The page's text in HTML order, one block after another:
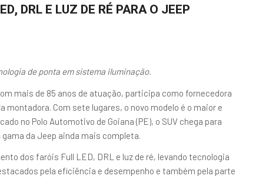
DRL E LUZ DE RÉ PARA O JEEP
de ponta em sistema iluminação.
mais de 85 anos de atuação, participa como fornecedora
montadora. Com sete lugares, o novo modelo é o maior e
no Polo Automotivo de Goiana (PE), o SUV chega para
da Jeep ainda mais completa.
dos faróis Full LED, DRL e luz de ré, levando tecnologia
pela eficiência e desempenho e também pela parte